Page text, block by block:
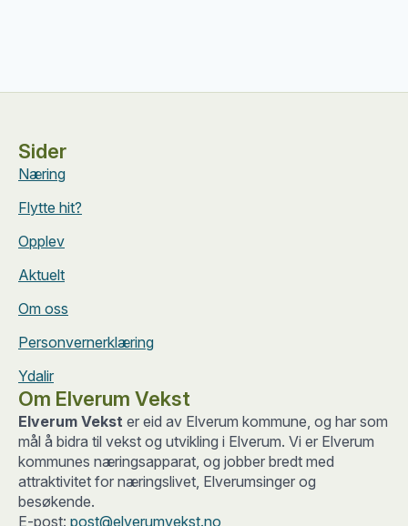
Sider
Næring
Flytte hit?
Opplev
Aktuelt
Om oss
Personvernerklæring
Ydalir
Om Elverum Vekst
Elverum Vekst er eid av Elverum kommune, og har som
mål å bidra til vekst og utvikling i Elverum. Vi er Elverum
kommunes næringsapparat, og jobber bredt med
attraktivitet for næringslivet, Elverumsinger og
besøkende.
E-post: post@elverumvekst.no